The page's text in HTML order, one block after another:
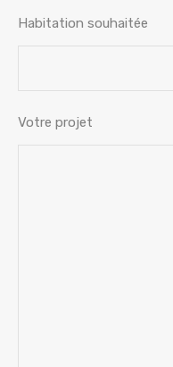
Habitation souhaitée
Votre projet